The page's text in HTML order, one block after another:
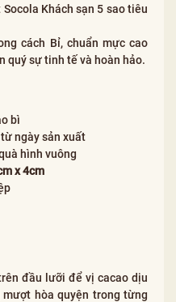
Khách sạn 5 sao tiêu
cách Bỉ, chuẩn mực cao
quý sự tinh tế và hoàn hảo.
bì
ngày sản xuất
hình vuông
x 4cm
đầu lưỡi để vị cacao dịu
hòa quyện trong từng